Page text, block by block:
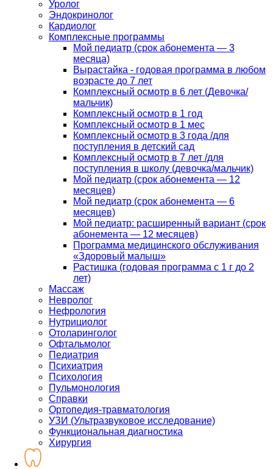
Уролог
Эндокринолог
Кардиолог
Комплексные программы
Мой педиатр (срок абонемента — 3
месяца)
Вырастайка - годовая программа в любом
возрасте до 7 лет
Комплексный осмотр в 6 лет (Девочка/
мальчик)
Комплексный осмотр в 1 год
Комплексный осмотр в 1 мес
Комплексный осмотр в 3 года /для
поступления в детский сад
Комплексный осмотр в 7 лет /для
поступления в школу (девочка/мальчик)
Мой педиатр (срок абонемента — 12
месяцев)
Мой педиатр (срок абонемента — 6
месяцев)
Мой педиатр: расширенный вариант (срок
абонемента — 12 месяцев)
Программа медицинского обслуживания
«Здоровый малыш»
Растишка (годовая программа с 1 г до 2
лет)
Массаж
Невролог
Нефрология
Нутрициолог
Отоларинголог
Офтальмолог
Педиатрия
Психиатрия
Психология
Пульмонология
Справки
Ортопедия-травматология
УЗИ (Ультразвуковое исследование)
Функциональная диагностика
Хирургия